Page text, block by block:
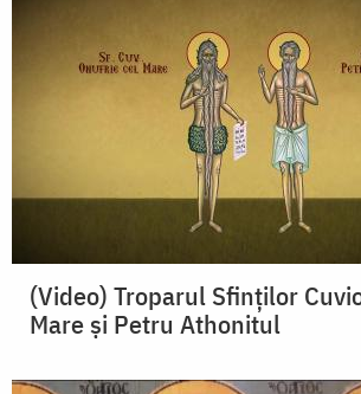
(Video) Troparul Sfinților
Mare și Petru Athonitul